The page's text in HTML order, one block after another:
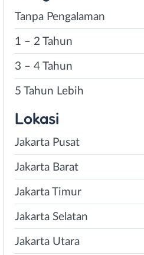
Tanpa Pengalaman
1 – 2 Tahun
3 – 4 Tahun
5 Tahun Lebih
Lokasi
Jakarta Pusat
Jakarta Barat
Jakarta Timur
Jakarta Selatan
Jakarta Utara